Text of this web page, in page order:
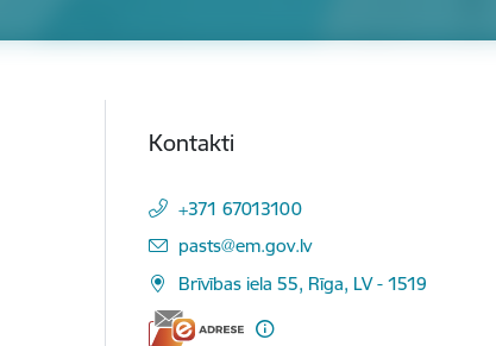
Kontakti
+371 67013100
E-pasts:
pasts@em.gov.lv
Brīvības iela 55, Rīga, LV - 1519